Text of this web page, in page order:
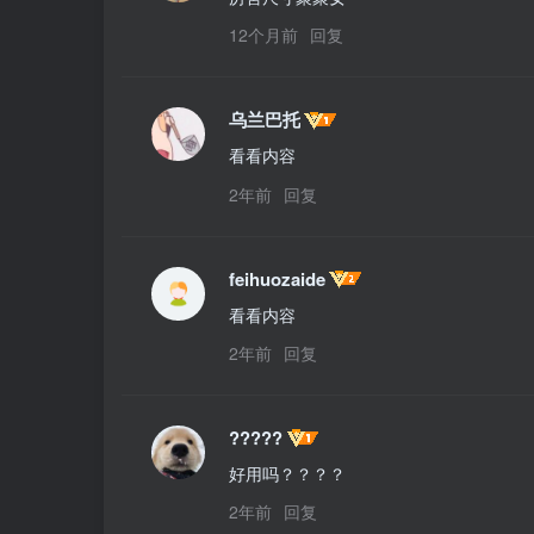
12个月前 回复
乌兰巴托
看看内容
2年前 回复
feihuozaide
看看内容
2年前 回复
?????
好用吗？？？？
2年前 回复